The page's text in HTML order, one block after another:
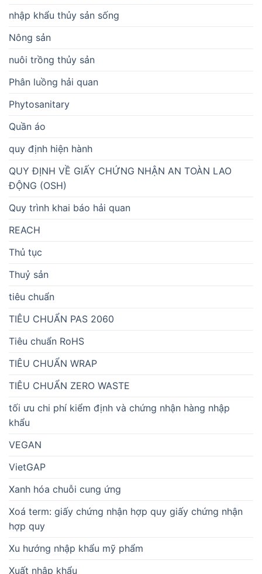
nhập khẩu thủy sản sống
Nông sản
nuôi trồng thủy sản
Phân luồng hải quan
Phytosanitary
Quần áo
quy định hiện hành
QUY ĐỊNH VỀ GIẤY CHỨNG NHẬN AN TOÀN LAO
ĐỘNG (OSH)
Quy trình khai báo hải quan
REACH
Thủ tục
Thuỷ sản
tiêu chuẩn
TIÊU CHUẨN PAS 2060
Tiêu chuẩn RoHS
TIÊU CHUẨN WRAP
TIÊU CHUẨN ZERO WASTE
tối ưu chi phí kiểm định và chứng nhận hàng nhập
khẩu
VEGAN
VietGAP
Xanh hóa chuỗi cung ứng
Xoá term: giấy chứng nhận hợp quy giấy chứng nhận
hợp quy
Xu hướng nhập khẩu mỹ phẩm
Xuất nhập khẩu